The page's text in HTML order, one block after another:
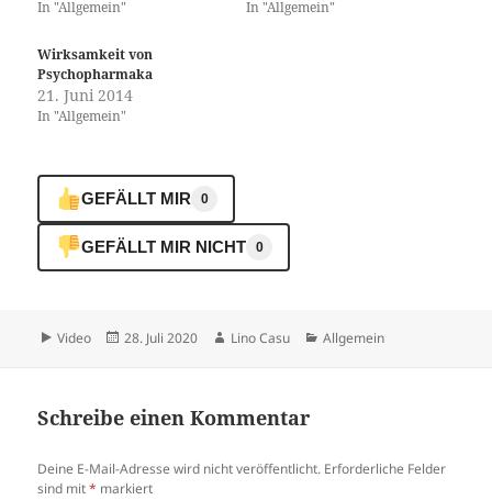
In "Allgemein" In "Allgemein"
Wirksamkeit von
Psychopharmaka
21. Juni 2014
In "Allgemein"
GEFÄLLT MIR 0
GEFÄLLT MIR NICHT 0
Format
Video
Veröffentlicht
28. Juli 2020 Autor
Lino Casu Kategorien
Allgemein
Schreibe einen Kommentar
Deine E-Mail-Adresse wird nicht veröffentlicht. Erforderliche Felder
sind mit* markiert